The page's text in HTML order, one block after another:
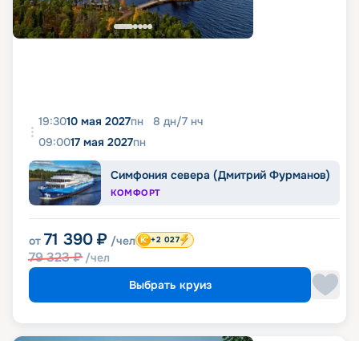
19:3010 мая 2027пн 8 дн/7 нч
09:0017 мая 2027пн
Симфония севера (Дмитрий Фурманов)
КОМФОРТ
от 71 390 ₽ /чел
79 323₽ /чел
+2 027
Выбрать круиз